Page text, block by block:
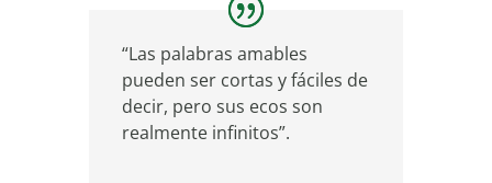
“Las palabras amables
pueden ser cortas y fáciles de
decir, pero sus ecos son
realmente infinitos”.